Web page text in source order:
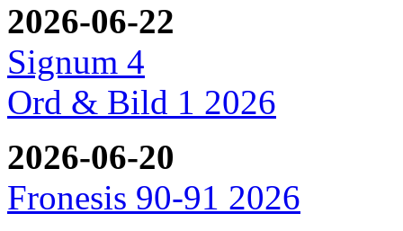
2026-06-22
Signum 4
Ord & Bild 1 2026
2026-06-20
Fronesis 90-91 2026